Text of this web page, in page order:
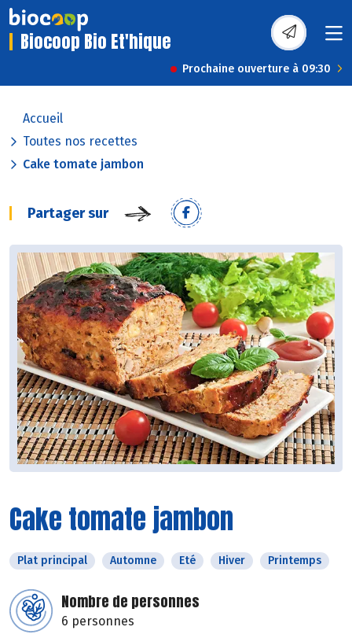
Biocoop Bio Et'hique
Prochaine ouverture à 09:30
Accueil
Toutes nos recettes
Cake tomate jambon
Partager sur
Cake tomate jambon
Plat principal Automne Eté Hiver Printemps
Nombre de personnes
6 personnes